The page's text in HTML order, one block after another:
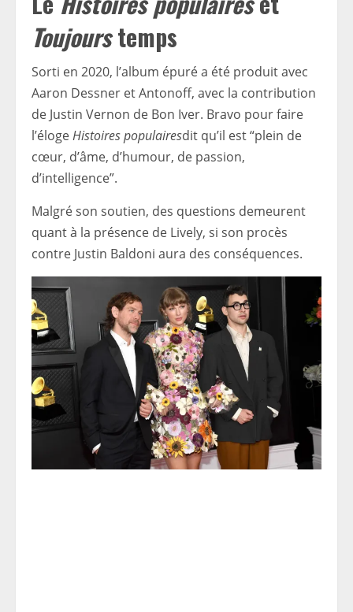
Toujourstemps
Sorti en 2020, l’album épuré a été produit avec
Aaron Dessner et Antonoff, avec la contribution
de Justin Vernon de Bon Iver. Bravo pour faire
l’élogeHistoires populairesdit qu’il est “plein de
cœur, d’âme, d’humour, de passion,
d’intelligence”.
Malgré son soutien, des questions demeurent
quant à la présence de Lively, si son procès
contre Justin Baldoni aura des conséquences.